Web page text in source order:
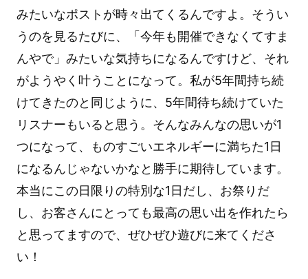
みたいなポストが時々出てくるんですよ。そうい
うのを見るたびに、「今年も開催できなくてすま
んやで」みたいな気持ちになるんですけど、それ
がようやく叶うことになって。私が5年間持ち続
けてきたのと同じように、5年間待ち続けていた
リスナーもいると思う。そんなみんなの思いが1
つになって、ものすごいエネルギーに満ちた1日
になるんじゃないかなと勝手に期待しています。
本当にこの日限りの特別な1日だし、お祭りだ
し、お客さんにとっても最高の思い出を作れたら
と思ってますので、ぜひぜひ遊びに来てくださ
い！